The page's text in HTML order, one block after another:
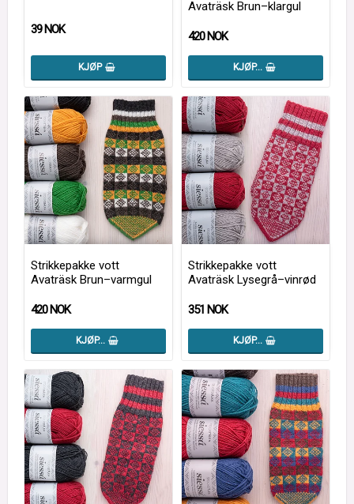
39 NOK
KJØP
Avaträsk Brun–klargul
420 NOK
KJØP…
Strikkepakke vott
Avaträsk Brun–varmgul
420 NOK
KJØP…
Strikkepakke vott
Avaträsk Lysegrå–vinrød
351 NOK
KJØP…